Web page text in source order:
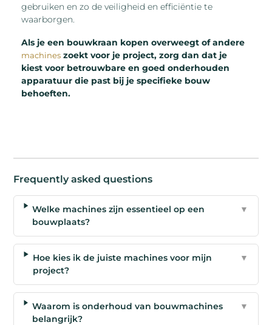
gebruiken en zo de veiligheid en efficiëntie te
waarborgen.
Als je een bouwkraan kopen overweegt of andere
machines zoekt voor je project, zorg dan dat je
kiest voor betrouwbare en goed onderhouden
apparatuur die past bij je specifieke bouw
behoeften.
Frequently asked questions
Welke machines zijn essentieel op een
bouwplaats?
▼
Hoe kies ik de juiste machines voor mijn
project?
▼
Waarom is onderhoud van bouwmachines
belangrijk?
▼